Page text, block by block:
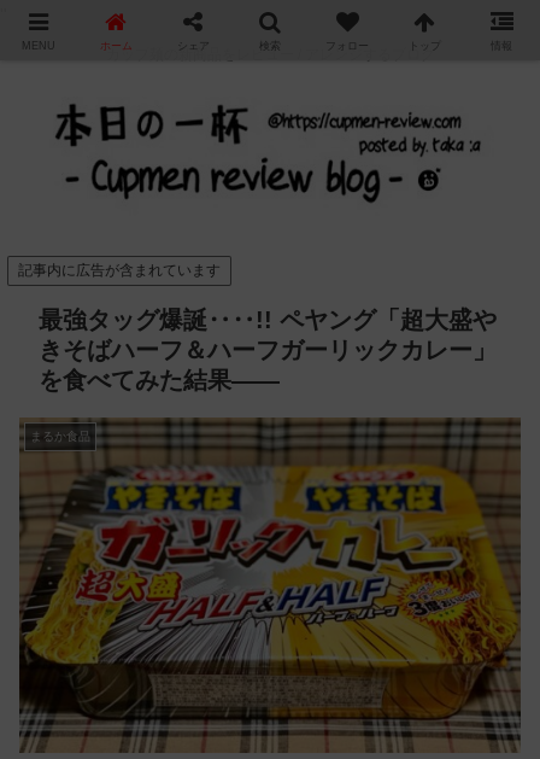
カップ麺の新商品をレビュー / アレンジするブログ
記事内に広告が含まれています
最強タッグ爆誕‥‥!! ペヤング「超大盛や
きそばハーフ＆ハーフガーリックカレー」
を食べてみた結果——
まるか食品
MENU ホーム シェア 検索 フォロー トップ 情報